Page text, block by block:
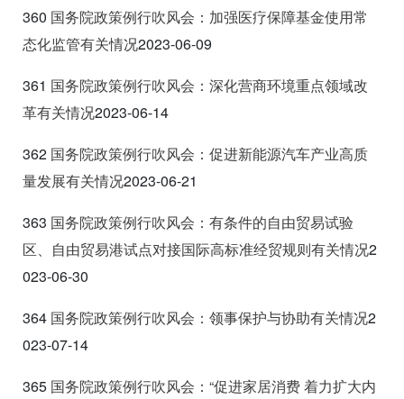
360 国务院政策例行吹风会：加强医疗保障基金使用常
态化监管有关情况2023-06-09
361 国务院政策例行吹风会：深化营商环境重点领域改
革有关情况2023-06-14
362 国务院政策例行吹风会：促进新能源汽车产业高质
量发展有关情况2023-06-21
363 国务院政策例行吹风会：有条件的自由贸易试验
区、自由贸易港试点对接国际高标准经贸规则有关情况2
023-06-30
364 国务院政策例行吹风会：领事保护与协助有关情况2
023-07-14
365 国务院政策例行吹风会：“促进家居消费着力扩大内